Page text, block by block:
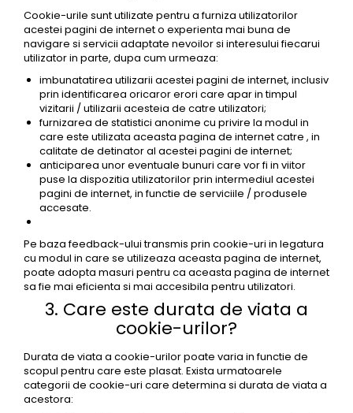
Cookie-urile sunt utilizate pentru a furniza utilizatorilor
acestei pagini de internet o experienta mai buna de
navigare si servicii adaptate nevoilor si interesului fiecarui
utilizator in parte, dupa cum urmeaza:
imbunatatirea utilizarii acestei pagini de internet, inclusiv
prin identificarea oricaror erori care apar in timpul
vizitarii / utilizarii acesteia de catre utilizatori;
furnizarea de statistici anonime cu privire la modul in
care este utilizata aceasta pagina de internet catre , in
calitate de detinator al acestei pagini de internet;
anticiparea unor eventuale bunuri care vor fi in viitor
puse la dispozitia utilizatorilor prin intermediul acestei
pagini de internet, in functie de serviciile / produsele
accesate.
Pe baza feedback-ului transmis prin cookie-uri in legatura
cu modul in care se utilizeaza aceasta pagina de internet,
poate adopta masuri pentru ca aceasta pagina de internet
sa fie mai eficienta si mai accesibila pentru utilizatori.
3. Care este durata de viata a
cookie-urilor?
Durata de viata a cookie-urilor poate varia in functie de
scopul pentru care este plasat. Exista urmatoarele
categorii de cookie-uri care determina si durata de viata a
acestora: